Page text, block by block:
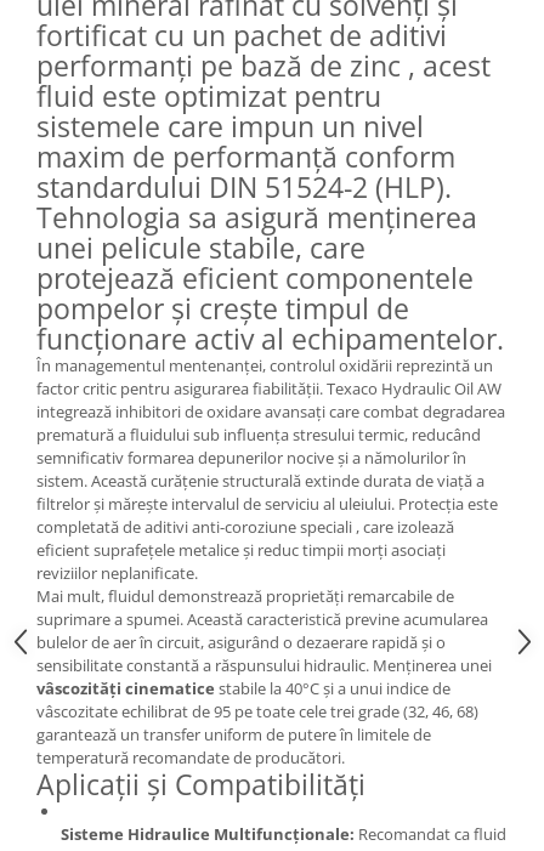
fortificat cu un pachet de aditivi
performanți pe bază de zinc , acest
fluid este optimizat pentru
sistemele care impun un nivel
maxim de performanță conform
standardului DIN 51524-2 (HLP).
Tehnologia sa asigură menținerea
unei pelicule stabile, care
protejează eficient componentele
pompelor și crește timpul de
funcționare activ al echipamentelor.
În managementul mentenanței, controlul oxidării reprezintă un
factor critic pentru asigurarea fiabilității. Texaco Hydraulic Oil AW
integrează inhibitori de oxidare avansați care combat degradarea
prematură a fluidului sub influența stresului termic, reducând
semnificativ formarea depunerilor nocive și a nămolurilor în
sistem. Această curățenie structurală extinde durata de viață a
filtrelor și mărește intervalul de serviciu al uleiului. Protecția este
completată de aditivi anti-coroziune speciali , care izolează
eficient suprafețele metalice și reduc timpii morți asociați
reviziilor neplanificate.
Mai mult, fluidul demonstrează proprietăți remarcabile de
suprimare a spumei. Această caracteristică previne acumularea
bulelor de aer în circuit, asigurând o dezaerare rapidă și o
sensibilitate constantă a răspunsului hidraulic. Menținerea unei
vâscozități cinematice stabile la 40°C și a unui indice de
vâscozitate echilibrat de 95 pe toate cele trei grade (32, 46, 68)
garantează un transfer uniform de putere în limitele de
temperatură recomandate de producători.
Aplicații și Compatibilități
Sisteme Hidraulice Multifuncționale: Recomandat ca fluid